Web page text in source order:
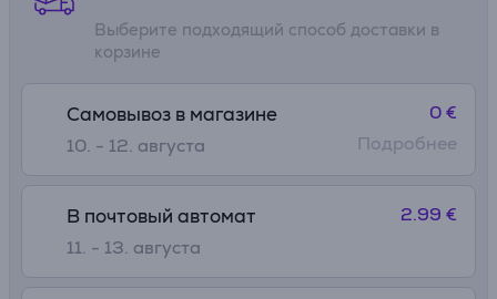
Выберите подходящий способ доставки в
корзине
Самовывоз в магазине
10. - 12. августа
0 €
Подробнее
В почтовый автомат
11. - 13. августа
2.99 €